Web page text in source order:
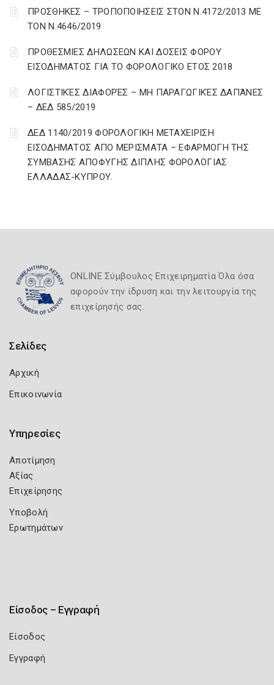
ΠΡΟΣΘΗΚΕΣ – ΤΡΟΠΟΠΟΙΗΣΕΙΣ ΣΤΟΝ Ν.4172/2013 ΜΕ
ΤΟΝ Ν.4646/2019
ΠΡΟΘΕΣΜΙΕΣ ΔΗΛΩΣΕΩΝ ΚΑΙ ΔΟΣΕΙΣ ΦΟΡΟΥ
ΕΙΣΟΔΗΜΑΤΟΣ ΓΙΑ ΤΟ ΦΟΡΟΛΟΓΙΚΟ ΕΤΟΣ 2018
ΛΟΓΙΣΤΙΚΈΣ ΔΙΑΦΟΡΈΣ – ΜΗ ΠΑΡΑΓΩΓΙΚΈΣ ΔΑΠΆΝΕΣ
– ΔΕΔ 585/2019
ΔΕΔ 1140/2019 ΦΟΡΟΛΟΓΙΚΗ ΜΕΤΑΧΕΙΡΙΣΗ
ΕΙΣΟΔΗΜΑΤΟΣ ΑΠΟ ΜΕΡΙΣΜΑΤΑ – ΕΦΑΡΜΟΓΗ ΤΗΣ
ΣΥΜΒΑΣΗΣ ΑΠΟΦΥΓΗΣ ΔΙΠΛΗΣ ΦΟΡΟΛΟΓΙΑΣ
ΕΛΛΑΔΑΣ-ΚΥΠΡΟΥ.
ONLINE Σύμβουλος Επιχειρηματία Όλα όσα
αφορούν την ίδρυση και την λειτουργία της
επιχείρησής σας.
Σελίδες
Αρχική
Επικοινωνία
Υπηρεσίες
Αποτίμηση
Αξίας
Επιχείρησης
Υποβολή
Ερωτημάτων
Είσοδος – Εγγραφή
Είσοδος
Εγγραφή